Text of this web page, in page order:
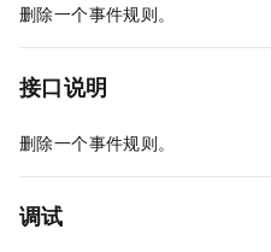
删除一个事件规则。
接口说明
删除一个事件规则。
调试